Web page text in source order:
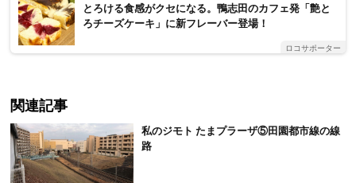
とろける食感がクセになる。鴨志田のカフェ発「艶と
ろチーズケーキ」に新フレーバー登場！
ロコサポーター
関連記事
私のジモト たまプラーザ⑤田園都市線の線
路